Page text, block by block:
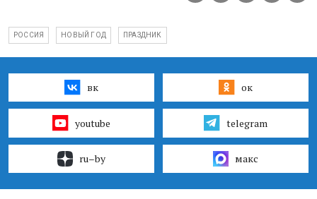
РОССИЯ НОВЫЙ ГОД ПРАЗДНИК
вк ок
youtube telegram
ru–by макс